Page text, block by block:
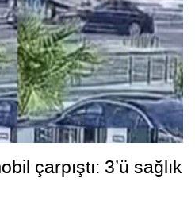
çarpıştı: 3’ü sağlık